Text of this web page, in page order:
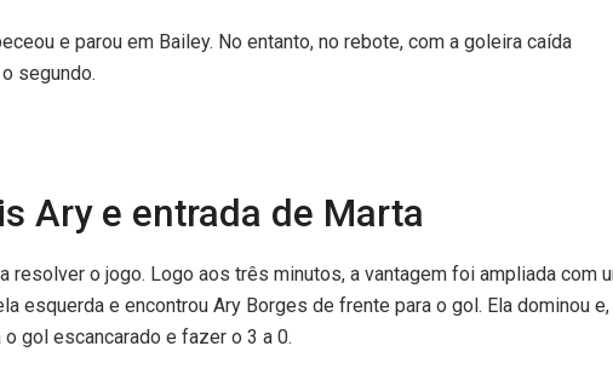
e parou em Bailey. No entanto, no rebote, com a goleira caída
segundo.
Ary e entrada de Marta
resolver o jogo. Logo aos três minutos, a vantagem foi ampliada com
esquerda e encontrou Ary Borges de frente para o gol. Ela dominou
gol escancarado e fazer o 3 a 0.